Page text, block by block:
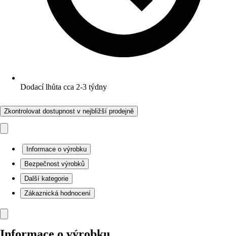
Dodací lhůta cca 2-3 týdny
Zkontrolovat dostupnost v nejbližší prodejně
Informace o výrobku
Bezpečnost výrobků
Další kategorie
Zákaznická hodnocení